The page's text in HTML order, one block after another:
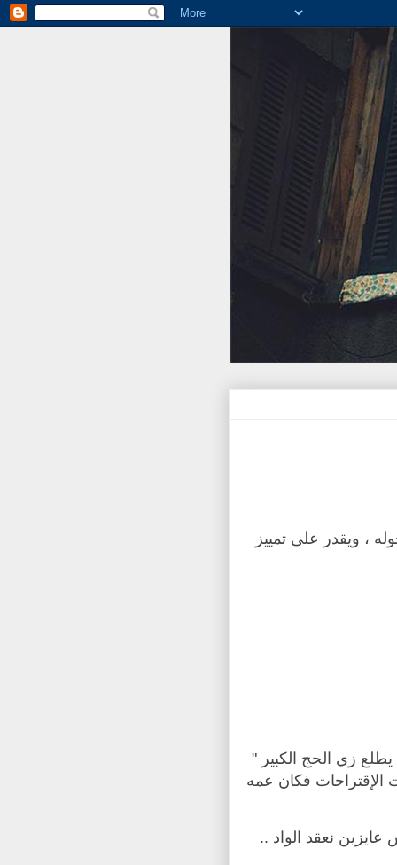
، ويقدر على تمييز
زي الحج الكبير "
الإقتراحات فكان عمه
نعقد الواد ..